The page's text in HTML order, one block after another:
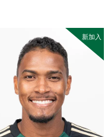
新加入